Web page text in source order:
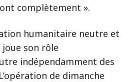
complètement ».
humanitaire neutre et
joue son rôle
indépendamment des
de dimanche